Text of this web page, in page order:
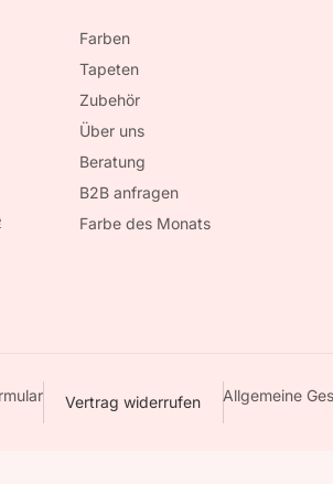
Farben
Tapeten
Zubehör
Über uns
Beratung
B2B anfragen
Farbe des Monats
Vertrag widerrufen Allgemeine